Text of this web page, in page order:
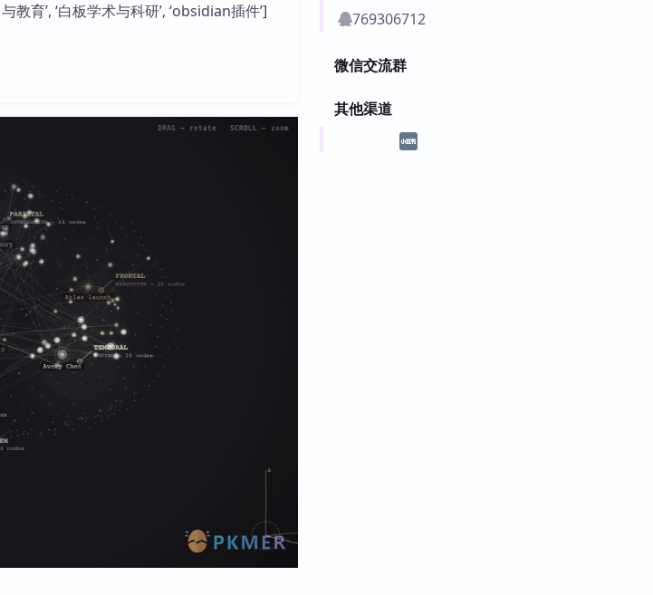
769306712
微信交流群
其他渠道
教育’, ‘白板学术与科研’, ‘obsidian插件’]